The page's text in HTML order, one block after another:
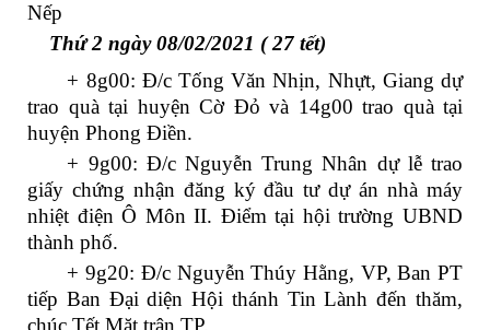
Nếp
Thứ 2 ngày 08/02/2021 ( 27 tết)
+ 8g00: Đ/c Tống Văn Nhịn, Nhựt, Giang dự
trao quà tại huyện Cờ Đỏ và 14g00 trao quà tại
huyện Phong Điền.
+ 9g00: Đ/c Nguyễn Trung Nhân dự lễ trao
giấy chứng nhận đăng ký đầu tư dự án nhà máy
nhiệt điện Ô Môn II. Điểm tại hội trường UBND
thành phố.
+ 9g20: Đ/c Nguyễn Thúy Hằng, VP, Ban PT
tiếp Ban Đại diện Hội thánh Tin Lành đến thăm,
chúc Tết Mặt trận TP.